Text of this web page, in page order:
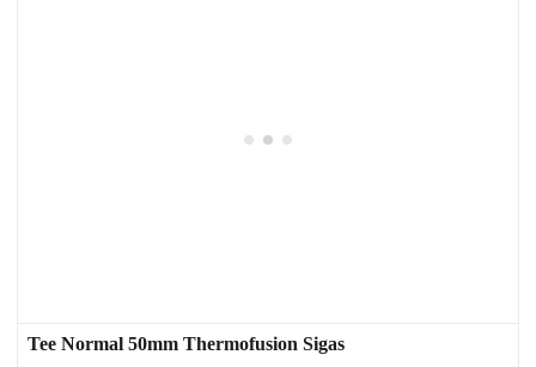
Tee Normal 50mm Thermofusion Sigas